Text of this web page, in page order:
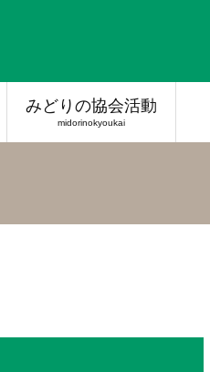
みどりの協会活動
midorinokyoukai